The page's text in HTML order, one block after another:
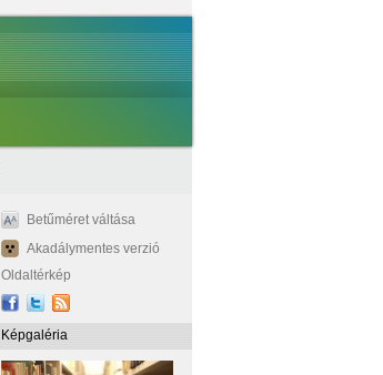
Betűméret váltása
Akadálymentes verzió
Oldaltérkép
Képgaléria